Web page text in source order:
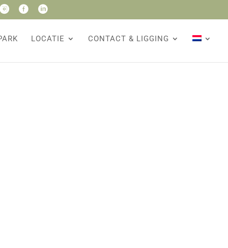
  
LOCATIE CONTACT & LIGGING